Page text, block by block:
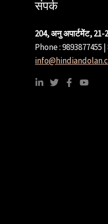
संपर्क
204, अनु अपार्टमेंट, 21-
Phone : 9893877455